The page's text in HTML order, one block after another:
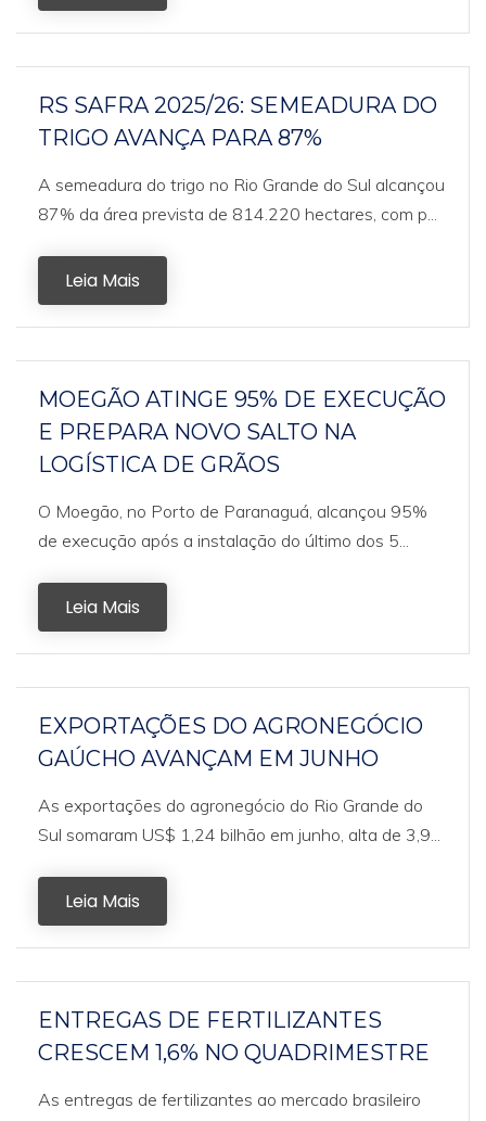
RS SAFRA 2025/26: SEMEADURA DO
TRIGO AVANÇA PARA 87%
A semeadura do trigo no Rio Grande do Sul alcançou
87% da área prevista de 814.220 hectares, com p...
Leia Mais
MOEGÃO ATINGE 95% DE EXECUÇÃO
E PREPARA NOVO SALTO NA
LOGÍSTICA DE GRÃOS
O Moegão, no Porto de Paranaguá, alcançou 95%
de execução após a instalação do último dos 5...
Leia Mais
EXPORTAÇÕES DO AGRONEGÓCIO
GAÚCHO AVANÇAM EM JUNHO
As exportações do agronegócio do Rio Grande do
Sul somaram US$ 1,24 bilhão em junho, alta de 3,9...
Leia Mais
ENTREGAS DE FERTILIZANTES
CRESCEM 1,6% NO QUADRIMESTRE
As entregas de fertilizantes ao mercado brasileiro